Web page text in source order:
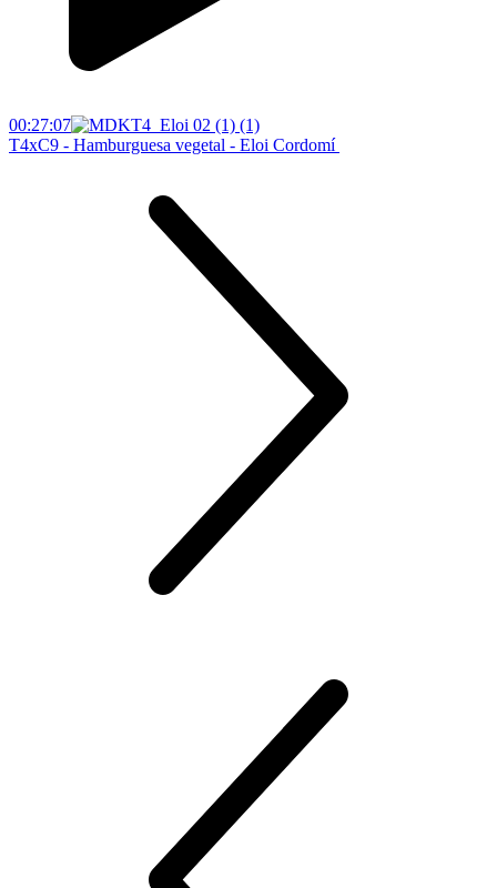
00:27:07
T4xC9 - Hamburguesa vegetal - Eloi Cordomí